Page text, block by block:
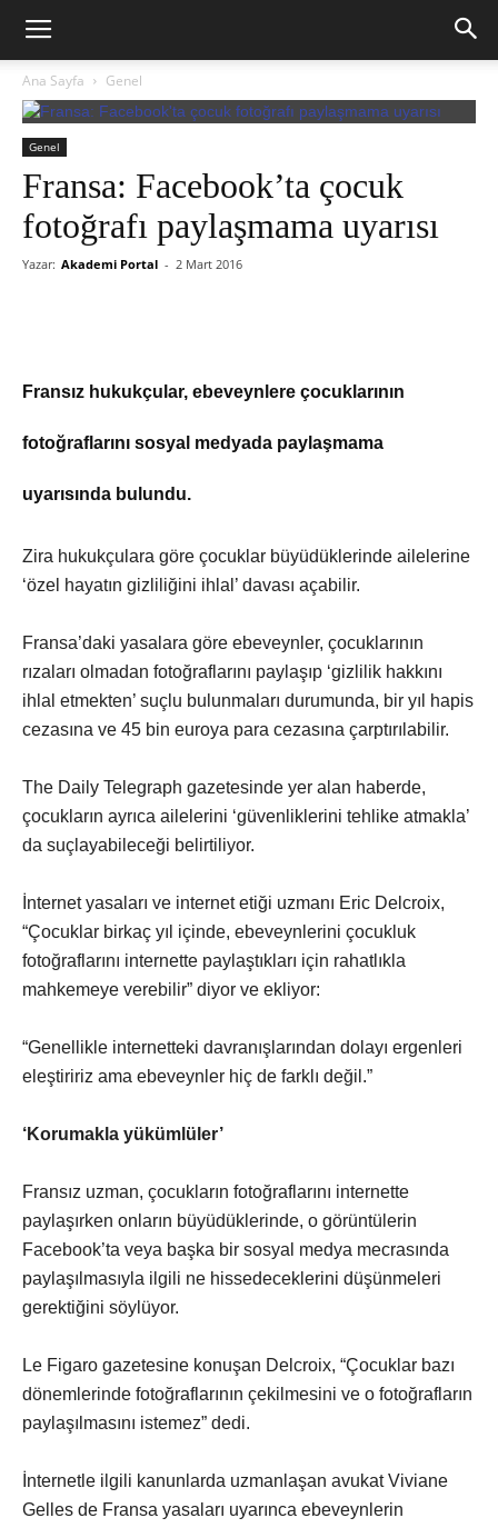
Ana Sayfa Genel
Genel
Fransa: Facebook’ta çocuk
fotoğrafı paylaşmama uyarısı
Yazar: Akademi Portal - 2 Mart 2016
Fransız hukukçular, ebeveynlere çocuklarının
fotoğraflarını sosyal medyada paylaşmama
uyarısında bulundu.
Zira hukukçulara göre çocuklar büyüdüklerinde ailelerine
‘özel hayatın gizliliğini ihlal’ davası açabilir.
Fransa’daki yasalara göre ebeveynler, çocuklarının
rızaları olmadan fotoğraflarını paylaşıp ‘gizlilik hakkını
ihlal etmekten’ suçlu bulunmaları durumunda, bir yıl hapis
cezasına ve 45 bin euroya para cezasına çarptırılabilir.
The Daily Telegraph gazetesinde yer alan haberde,
çocukların ayrıca ailelerini ‘güvenliklerini tehlike atmakla’
da suçlayabileceği belirtiliyor.
İnternet yasaları ve internet etiği uzmanı Eric Delcroix,
“Çocuklar birkaç yıl içinde, ebeveynlerini çocukluk
fotoğraflarını internette paylaştıkları için rahatlıkla
mahkemeye verebilir” diyor ve ekliyor:
“Genellikle internetteki davranışlarından dolayı ergenleri
eleştiririz ama ebeveynler hiç de farklı değil.”
‘Korumakla yükümlüler’
Fransız uzman, çocukların fotoğraflarını internette
paylaşırken onların büyüdüklerinde, o görüntülerin
Facebook’ta veya başka bir sosyal medya mecrasında
paylaşılmasıyla ilgili ne hissedeceklerini düşünmeleri
gerektiğini söylüyor.
Le Figaro gazetesine konuşan Delcroix, “Çocuklar bazı
dönemlerinde fotoğraflarının çekilmesini ve o fotoğrafların
paylaşılmasını istemez” dedi.
İnternetle ilgili kanunlarda uzmanlaşan avukat Viviane
Gelles de Fransa yasaları uyarınca ebeveynlerin